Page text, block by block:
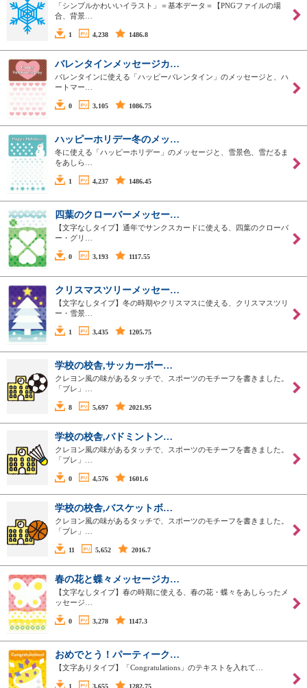
「シンプルかわいいイラスト」＝基本データ＝【PNGファイルの場
合、背景…
1 4,238 1486.8
バレンタインメッセージカ…
バレンタインに使える「ハッピーバレンタイン」のメッセージと、ハ
ートマー…
0 3,105 1086.75
ハッピーホリデー冬のメッ…
冬に使える「ハッピーホリデー」のメッセージと、雪景色、雪だるま
をあしら…
1 4,237 1486.45
四葉のクローバーメッセー…
【文字なしタイプ】通年でサンクスカードに使える、四葉のクローバ
ー・グリ…
0 3,193 1117.55
クリスマスツリーメッセー…
【文字なしタイプ】冬の時期やクリスマスに使える、クリスマスツリ
ー・雪景…
1 3,435 1205.75
学校の校舎,サッカーボー…
クレヨン風の味があるタッチで、スポーツのモチーフを書きました。
「ブレ」…
8 5,697 2021.95
学校の校舎,バドミントン…
クレヨン風の味があるタッチで、スポーツのモチーフを書きました。
「ブレ」…
0 4,576 1601.6
学校の校舎,バスケットボ…
クレヨン風の味があるタッチで、スポーツのモチーフを書きました。
「ブレ」…
11 5,652 2016.7
春の花と蝶々メッセージカ…
【文字なしタイプ】春の時期に使える、春の花・蝶々をあしらったメ
ッセージ…
0 3,278 1147.3
おめでとう！パーティーク…
【文字ありタイプ】「Congratulations」のテキストを入れて…
1 3,655 1282.75